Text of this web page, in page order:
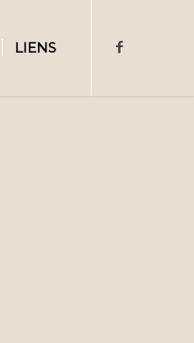
LIENS